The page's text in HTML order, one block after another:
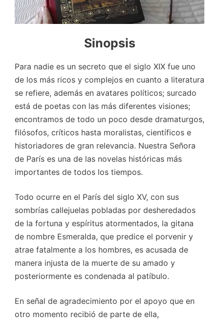
Sinopsis
Para nadie es un secreto que el siglo XIX fue uno
de los más ricos y complejos en cuanto a literatura
se refiere, además en avatares políticos; surcado
está de poetas con las más diferentes visiones;
encontramos de todo un poco desde dramaturgos,
filósofos, críticos hasta moralistas, científicos e
historiadores de gran relevancia. Nuestra Señora
de París es una de las novelas históricas más
importantes de todos los tiempos.
Todo ocurre en el París del siglo XV, con sus
sombrías callejuelas pobladas por desheredados
de la fortuna y espíritus atormentados, la gitana
de nombre Esmeralda, que predice el porvenir y
atrae fatalmente a los hombres, es acusada de
manera injusta de la muerte de su amado y
posteriormente es condenada al patíbulo.
En señal de agradecimiento por el apoyo que en
otro momento recibió de parte de ella,